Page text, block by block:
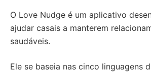
O Love Nudge é um aplicativo
ajudar casais a manterem
saudáveis.
Ele se baseia nas cinco linguagens